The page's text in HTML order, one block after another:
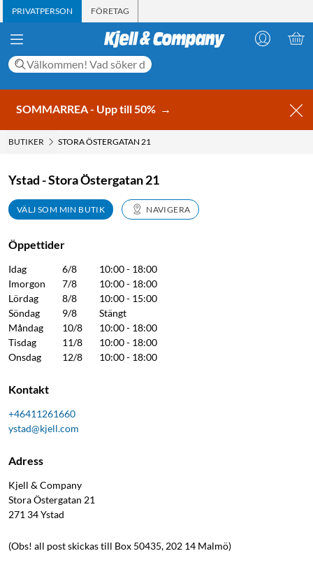
PRIVATPERSON FÖRETAG
SOMMARREA - Upp till 50% →
BUTIKER STORA ÖSTERGATAN 21
Ystad - Stora Östergatan 21
VÄLJ SOM MIN BUTIK NAVIGERA
Öppettider
Idag
Imorgon
Lördag
Söndag
Måndag
Tisdag
Onsdag
6/8
7/8
8/8
9/8
10/8
11/8
12/8
10:00 - 18:00
10:00 - 18:00
10:00 - 15:00
Stängt
10:00 - 18:00
10:00 - 18:00
10:00 - 18:00
Kontakt
+46411261660
ystad@kjell.com
Adress
Kjell & Company
Stora Östergatan 21
271 34Ystad
(Obs! all post skickas till Box 50435, 202 14 Malmö)